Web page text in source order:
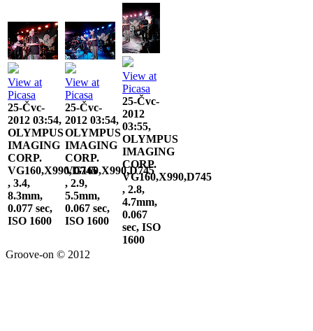
View at
Picasa
25-Čvc-
2012 03:54,
OLYMPUS
IMAGING
CORP.
VG160,X990,D745
, 3.4,
8.3mm,
0.077 sec,
ISO 1600
View at
Picasa
25-Čvc-
2012 03:54,
OLYMPUS
IMAGING
CORP.
VG160,X990,D745
, 2.9,
5.5mm,
0.067 sec,
ISO 1600
View at
Picasa
25-Čvc-
2012
03:55,
OLYMPUS
IMAGING
CORP.
VG160,X990,D745
, 2.8,
4.7mm,
0.067
sec, ISO
1600
Groove-on © 2012